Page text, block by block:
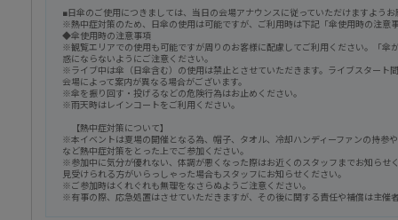
■日傘のご使用につきましては、当日の会場アナウンスに従っていただけますようお
※熱中症対策のため、日傘の使用は可能ですが、ご利用時は下記「傘使用時の注意
◆傘使用時の注意事項
※観覧エリアでの使用も可能ですが周りのお客様に配慮してご利用ください。「傘
惑にならないようにご注意ください。
※ライブ中は傘（日傘含む）の使用は禁止とさせていただきます。ライブスタート
会場によって案内が異なる場合がございます。
※傘を振り回す・投げるなどの危険行為はお止めください。
※雨天時はレインコートをご利用ください。
【熱中症対策について】
※本イベントは夏場の開催となる為、帽子、タオル、冷却ハンディーファンの持参
など熱中症対策をとった上でご参加ください。
※参加中に気分が優れない、体調が悪くなった際はお近くのスタッフまでお知らせ
見受けられる方がいらっしゃった場合もスタッフにお知らせください。
※ご参加時はくれぐれも無理をなさらぬようご注意ください。
※有事の際、応急処置はさせていただきますが、その後に関する責任や補償は主催